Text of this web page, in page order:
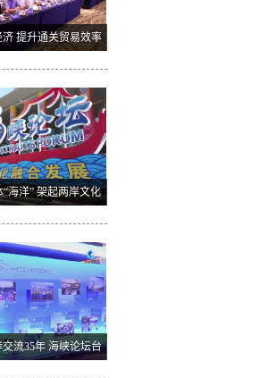
提升通关贸易效率
海洋” 架起两岸文化
流35年 海峡论坛台